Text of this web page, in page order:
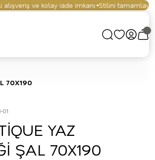
ve kolay iade imkanı. Stilini tamamlayan
70X190
01
YAZ
ŞAL 70X190